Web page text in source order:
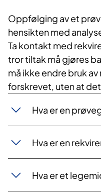
Oppfølging av et
hensikten med
Ta kontakt med
tror tiltak må gjøres
må ikke endre bruk
forskrevet, uten at
Hva er en
Hva er en
Hva er et